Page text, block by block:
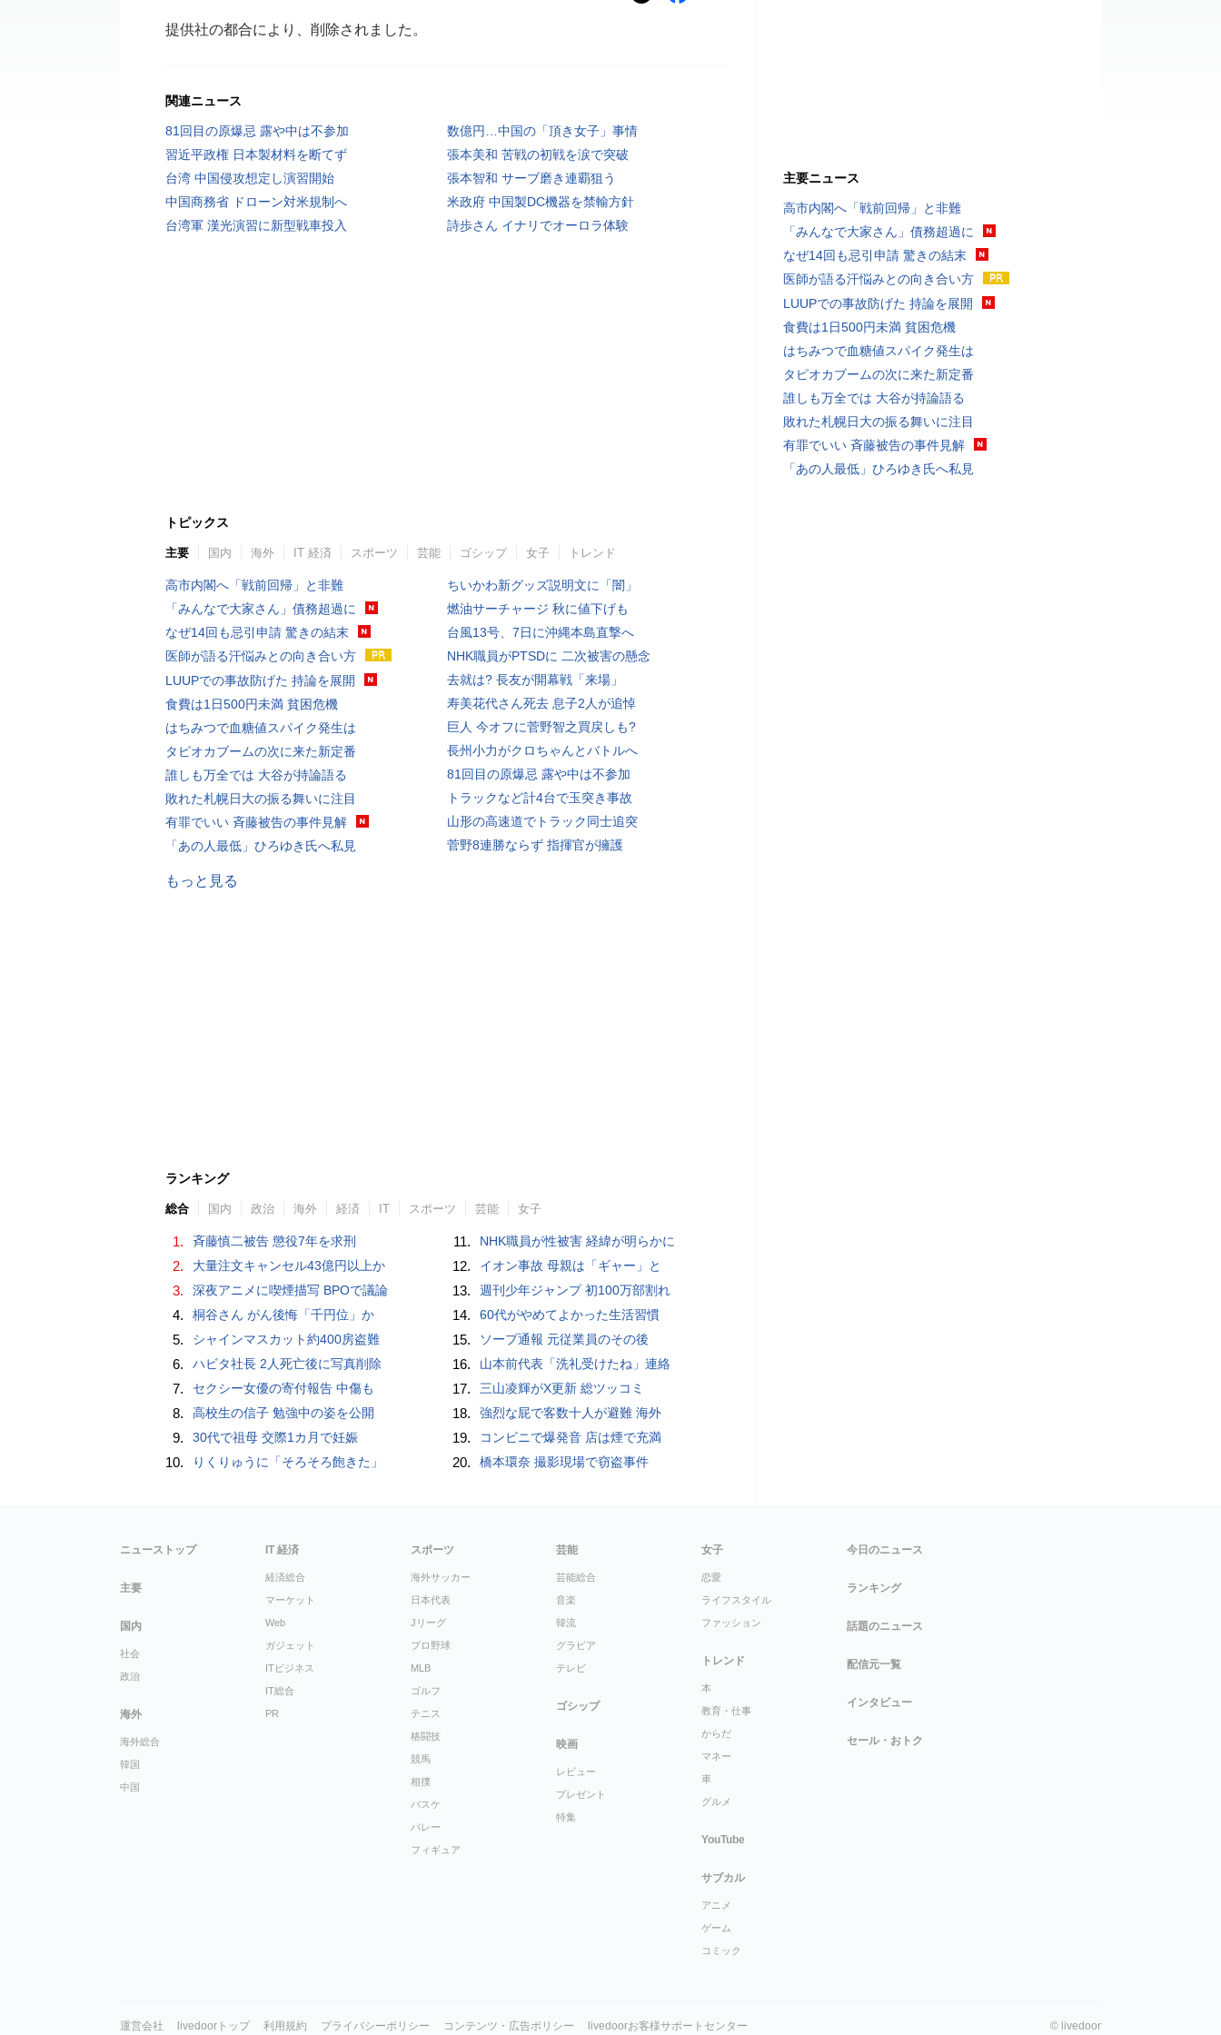
提供社の都合により、削除されました。
関連ニュース
81回目の原爆忌 露や中は不参加
数億円…中国の「頂き女子」事情
習近平政権 日本製材料を断てず
張本美和 苦戦の初戦を涙で突破
台湾 中国侵攻想定し演習開始
張本智和 サーブ磨き連覇狙う
中国商務省 ドローン対米規制へ
米政府 中国製DC機器を禁輸方針
台湾軍 漢光演習に新型戦車投入
詩歩さん イナリでオーロラ体験
トピックス
主要 国内 海外 IT 経済 スポーツ 芸能 ゴシップ 女子 トレンド
高市内閣へ「戦前回帰」と非難
「みんなで大家さん」債務超過に
なぜ14回も忌引申請 驚きの結末
医師が語る汗悩みとの向き合い方
LUUPでの事故防げた 持論を展開
食費は1日500円未満 貧困危機
はちみつで血糖値スパイク発生は
タピオカブームの次に来た新定番
誰しも万全では 大谷が持論語る
敗れた札幌日大の振る舞いに注目
有罪でいい 斉藤被告の事件見解
「あの人最低」ひろゆき氏へ私見
ちいかわ新グッズ説明文に「闇」
燃油サーチャージ 秋に値下げも
台風13号、7日に沖縄本島直撃へ
NHK職員がPTSDに 二次被害の懸念
去就は? 長友が開幕戦「来場」
寿美花代さん死去 息子2人が追悼
巨人 今オフに菅野智之買戻しも?
長州小力がクロちゃんとバトルへ
81回目の原爆忌 露や中は不参加
トラックなど計4台で玉突き事故
山形の高速道でトラック同士追突
菅野8連勝ならず 指揮官が擁護
もっと見る
ランキング
総合 国内 政治 海外 経済 IT スポーツ 芸能 女子
1. 斉藤慎二被告 懲役7年を求刑
2. 大量注文キャンセル43億円以上か
3. 深夜アニメに喫煙描写 BPOで議論
4. 桐谷さん がん後悔「千円位」か
5. シャインマスカット約400房盗難
6. ハビタ社長 2人死亡後に写真削除
7. セクシー女優の寄付報告 中傷も
8. 高校生の信子 勉強中の姿を公開
9. 30代で祖母 交際1カ月で妊娠
10. りくりゅうに「そろそろ飽きた」
11. NHK職員が性被害 経緯が明らかに
12. イオン事故 母親は「ギャー」と
13. 週刊少年ジャンプ 初100万部割れ
14. 60代がやめてよかった生活習慣
15. ソープ通報 元従業員のその後
16. 山本前代表「洗礼受けたね」連絡
17. 三山凌輝がX更新 総ツッコミ
18. 強烈な屁で客数十人が避難 海外
19. コンビニで爆発音 店は煙で充満
20. 橋本環奈 撮影現場で窃盗事件
主要ニュース
高市内閣へ「戦前回帰」と非難
「みんなで大家さん」債務超過に
なぜ14回も忌引申請 驚きの結末
医師が語る汗悩みとの向き合い方
LUUPでの事故防げた 持論を展開
食費は1日500円未満 貧困危機
はちみつで血糖値スパイク発生は
タピオカブームの次に来た新定番
誰しも万全では 大谷が持論語る
敗れた札幌日大の振る舞いに注目
有罪でいい 斉藤被告の事件見解
「あの人最低」ひろゆき氏へ私見
ニューストップ
主要
国内
社会
政治
海外
海外総合
韓国
中国
IT 経済
経済総合
マーケット
Web
ガジェット
ITビジネス
IT総合
PR
スポーツ
海外サッカー
日本代表
Jリーグ
プロ野球
MLB
ゴルフ
テニス
格闘技
競馬
相撲
バスケ
バレー
フィギュア
芸能
芸能総合
音楽
韓流
グラビア
テレビ
ゴシップ
映画
レビュー
プレゼント
特集
女子
恋愛
ライフスタイル
ファッション
トレンド
本
教育・仕事
からだ
マネー
車
グルメ
YouTube
サブカル
アニメ
ゲーム
コミック
今日のニュース
ランキング
話題のニュース
配信元一覧
インタビュー
セール・おトク
運営会社 livedoorトップ 利用規約 プライバシーポリシー コンテンツ・広告ポリシー livedoorお客様サポートセンター © livedoor